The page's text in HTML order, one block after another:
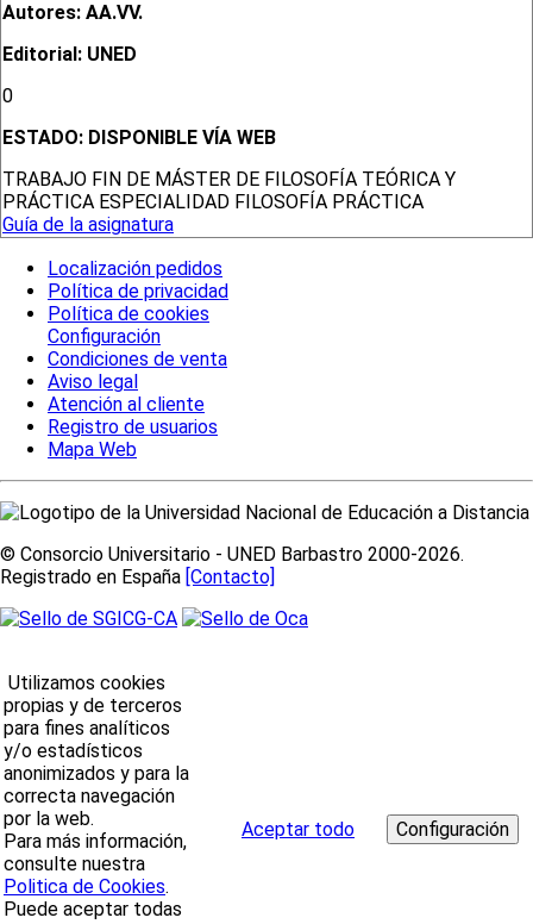
Autores: AA.VV.
Editorial: UNED
0
ESTADO: DISPONIBLE VÍA WEB
TRABAJO FIN DE MÁSTER DE FILOSOFÍA TEÓRICA Y
PRÁCTICA ESPECIALIDAD FILOSOFÍA PRÁCTICA
Guía de la asignatura
Localización pedidos
Política de privacidad
Política de cookies
Configuración
Condiciones de venta
Aviso legal
Atención al cliente
Registro de usuarios
Mapa Web
© Consorcio Universitario - UNED Barbastro 2000-2026.
Registrado en España [Contacto]
Utilizamos cookies
propias y de terceros
para fines analíticos
y/o estadísticos
anonimizados y para la
correcta navegación
por la web.
Para más información,
consulte nuestra
Politica de Cookies.
Puede aceptar todas
Aceptar todo